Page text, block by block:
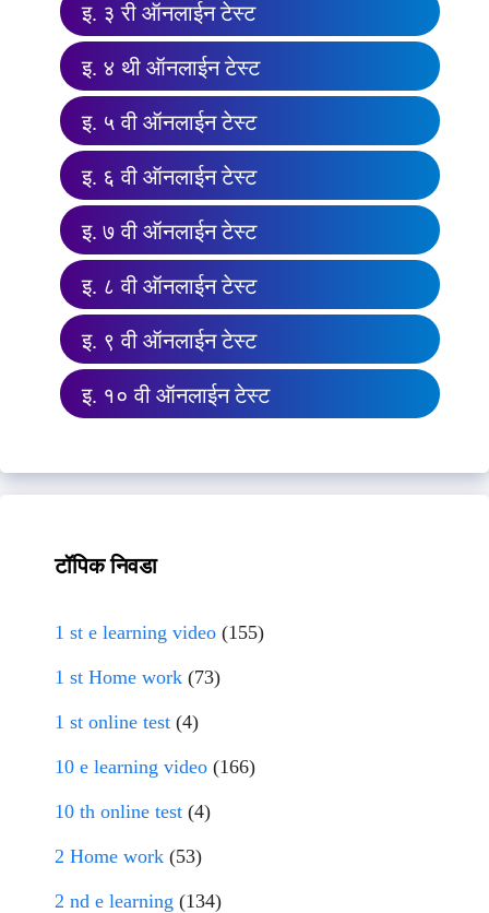
इ. ३ री ऑनलाईन टेस्ट
इ. ४ थी ऑनलाईन टेस्ट
इ. ५ वी ऑनलाईन टेस्ट
इ. ६ वी ऑनलाईन टेस्ट
इ. ७ वी ऑनलाईन टेस्ट
इ. ८ वी ऑनलाईन टेस्ट
इ. ९ वी ऑनलाईन टेस्ट
इ. १० वी ऑनलाईन टेस्ट
टॉपिक निवडा
1 st e learning video (155)
1 st Home work (73)
1 st online test (4)
10 e learning video (166)
10 th online test (4)
2 Home work (53)
2 nd e learning (134)